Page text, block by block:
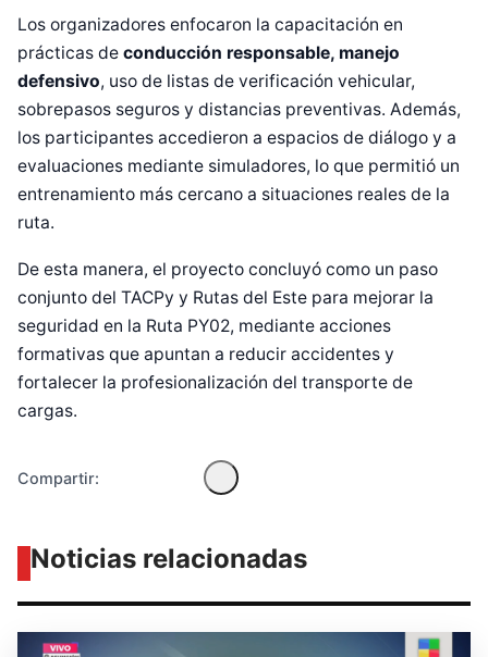
Los organizadores enfocaron la capacitación en
prácticas de conducción responsable, manejo
defensivo, uso de listas de verificación vehicular,
sobrepasos seguros y distancias preventivas. Además,
los participantes accedieron a espacios de diálogo y a
evaluaciones mediante simuladores, lo que permitió un
entrenamiento más cercano a situaciones reales de la
ruta.
De esta manera, el proyecto concluyó como un paso
conjunto del TACPy y Rutas del Este para mejorar la
seguridad en la Ruta PY02, mediante acciones
formativas que apuntan a reducir accidentes y
fortalecer la profesionalización del transporte de
cargas.
Compartir:
Diseñado por Shiro
Noticias relacionadas